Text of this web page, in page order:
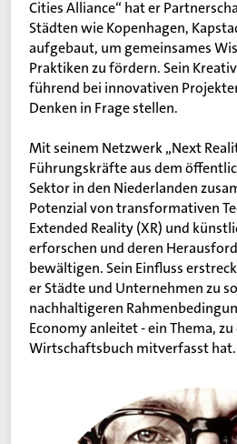
Cities Alliance“ hat er
Städten wie Kopenhagen,
aufgebaut, um gemeinsames
Praktiken zu fördern. Sein
führend bei innovativen
Denken in Frage stellen.
Mit seinem Netzwerk „Next
Führungskräfte aus dem
Sektor in den Niederlanden
Potenzial von transformativen
Extended Reality (XR) und
erforschen und deren
bewältigen. Sein Einfluss
er Städte und Unternehmen zu
nachhaltigeren
Economy anleitet - ein Thema,
Wirtschaftsbuch mitverfasst hat.